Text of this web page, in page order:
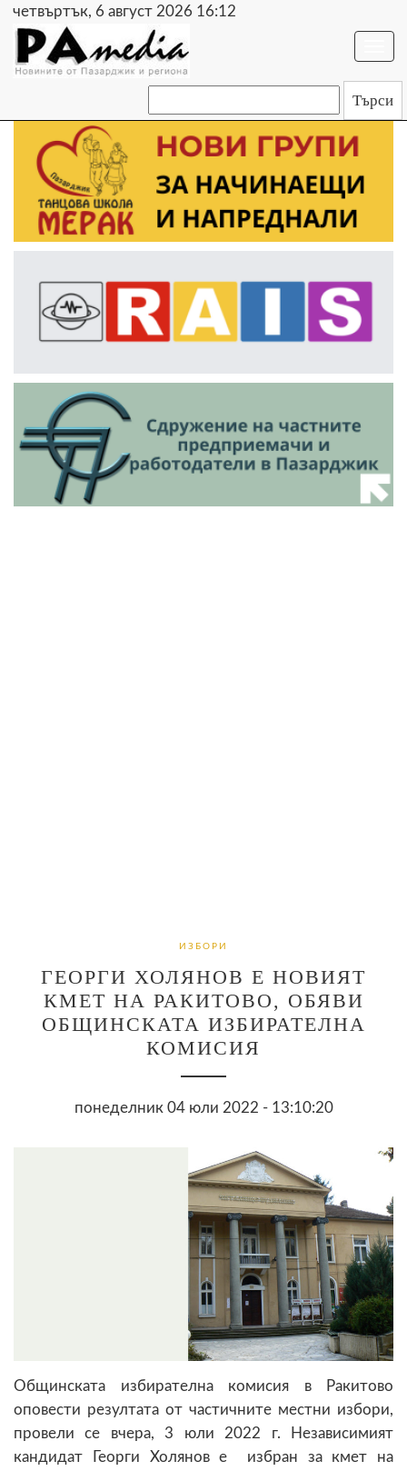
четвъртък, 6 август 2026 16:12
ИЗБОРИ
ГЕОРГИ ХОЛЯНОВ Е НОВИЯТ
КМЕТ НА РАКИТОВО, ОБЯВИ
ОБЩИНСКАТА ИЗБИРАТЕЛНА
КОМИСИЯ
понеделник 04 юли 2022 - 13:10:20
Общинската избирателна комисия в Ракитово
оповести резултата от частичните местни избори,
провели се вчера, 3 юли 2022 г. Независимият
кандидат Георги Холянов е избран за кмет на